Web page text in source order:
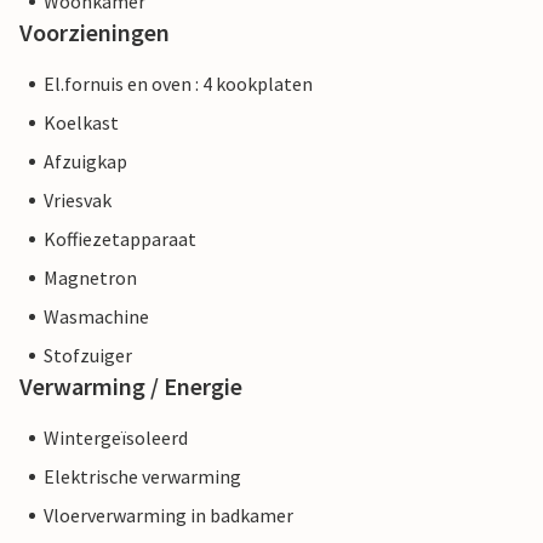
Voorzieningen
El.fornuis en oven : 4 kookplaten
Koelkast
Afzuigkap
Vriesvak
Koffiezetapparaat
Magnetron
Wasmachine
Stofzuiger
Verwarming / Energie
Wintergeïsoleerd
Elektrische verwarming
Vloerverwarming in badkamer